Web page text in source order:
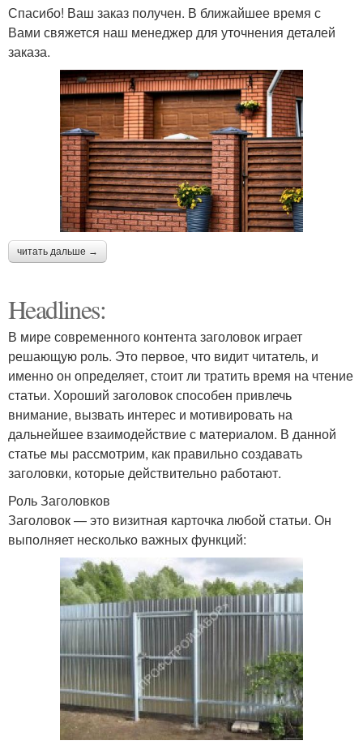
Спасибо! Ваш заказ получен. В ближайшее время с
Вами свяжется наш менеджер для уточнения деталей
заказа.
читать дальше →
Headlines:
В мире современного контента заголовок играет
решающую роль. Это первое, что видит читатель, и
именно он определяет, стоит ли тратить время на чтение
статьи. Хороший заголовок способен привлечь
внимание, вызвать интерес и мотивировать на
дальнейшее взаимодействие с материалом. В данной
статье мы рассмотрим, как правильно создавать
заголовки, которые действительно работают.
Роль Заголовков
Заголовок — это визитная карточка любой статьи. Он
выполняет несколько важных функций: